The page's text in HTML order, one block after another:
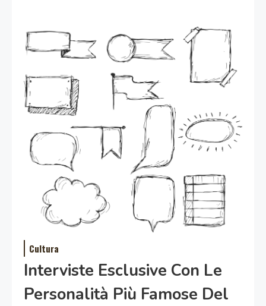
Cultura
Interviste Esclusive Con Le
Personalità Più Famose Del